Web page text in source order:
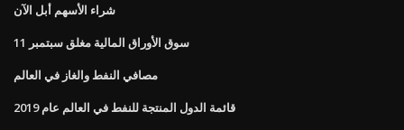
شراء الأسهم أبل الآن
سوق الأوراق المالية مغلق سبتمبر 11
مصافي النفط والغاز في العالم
قائمة الدول المنتجة للنفط في العالم عام 2019